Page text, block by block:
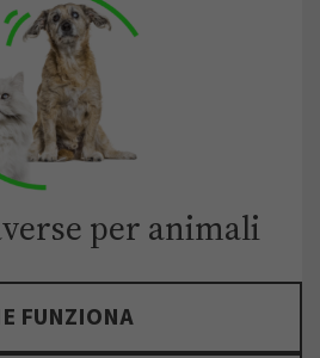
per animali
FUNZIONA